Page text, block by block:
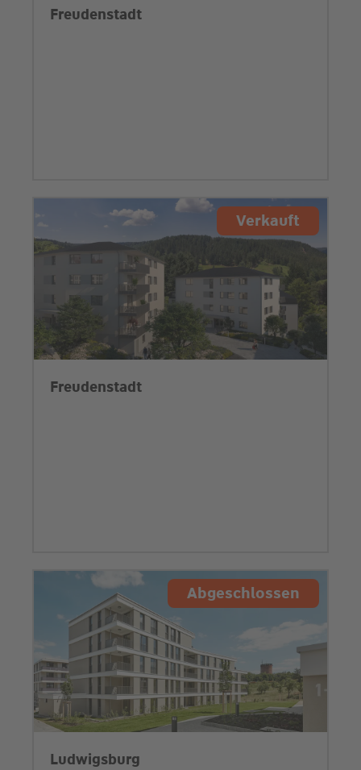
Freudenstadt
Verkauft
Freudenstadt
Abgeschlossen
Ludwigsburg